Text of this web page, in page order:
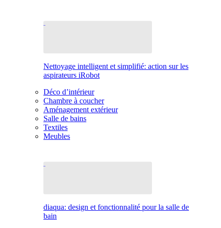
Nettoyage intelligent et simplifié: action sur les
aspirateurs iRobot
Déco d’intérieur
Chambre à coucher
Aménagement extérieur
Salle de bains
Textiles
Meubles
diaqua: design et fonctionnalité pour la salle de
bain